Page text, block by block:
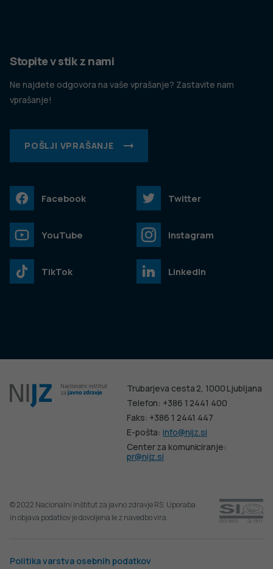
Trubarjeva cesta 2, 1000 Ljubljana
Telefon: +386 1 2441 400
Faks: +386 1 2441 447
E-pošta:info@nijz.si
Center za komuniciranje:
pr@nijz.si
Politika varstva osebnih podatkov
© 2022 Nacionalni Inštitut za javno zdravje RS. Uporaba
in objava podatkov je dovoljena le z navedbo vira.
Stopite v stik z nami
Ne najdete odgovora na vaše vprašanje? Zastavite nam
vprašanje!
POŠLJI VPRAŠANJE
Facebook Twitter
YouTube Instagram
TikTok LinkedIn